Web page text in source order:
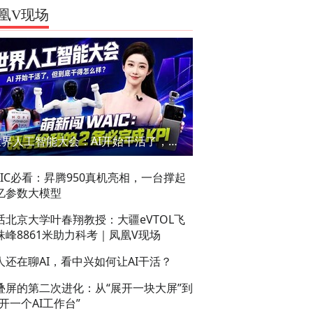
V现场
世界人工智能大会：AI开始干活了，但到底干的怎么样？萌新闯WAIC
必看：昇腾950真机亮相，一台撑起
参数大模型
北京大学叶春翔教授：大疆eVTOL飞
峰8861米助力科考｜凤凰V现场
还在聊AI，看中兴如何让AI干活？
屏的第二次进化：从“展开一块大屏”到
一个AI工作台”